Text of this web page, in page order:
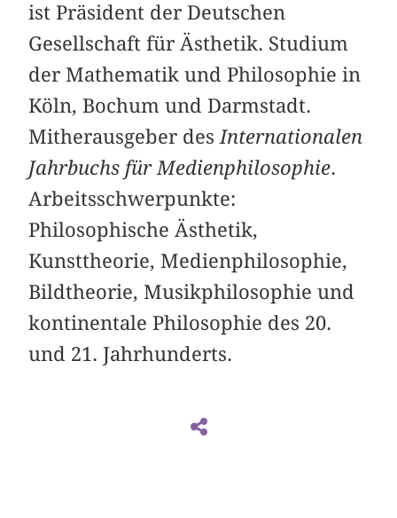
ist Präsident der Deutschen
Gesellschaft für Ästhetik. Studium
der Mathematik und Philosophie in
Köln, Bochum und Darmstadt.
Mitherausgeber desInternationalen
Jahrbuchs für Medienphilosophie.
Arbeitsschwerpunkte:
Philosophische Ästhetik,
Kunsttheorie, Medienphilosophie,
Bildtheorie, Musikphilosophie und
kontinentale Philosophie des 20.
und 21. Jahrhunderts.